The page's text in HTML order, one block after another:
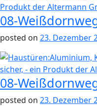
08-
posted on 23. Dezember
08-
posted on 23. Dezember